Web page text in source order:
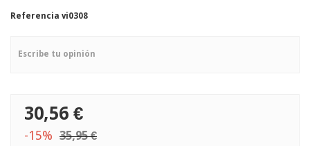
Referencia vi0308
Escribe tu opinión
30,56 €
-15% 35,95 €